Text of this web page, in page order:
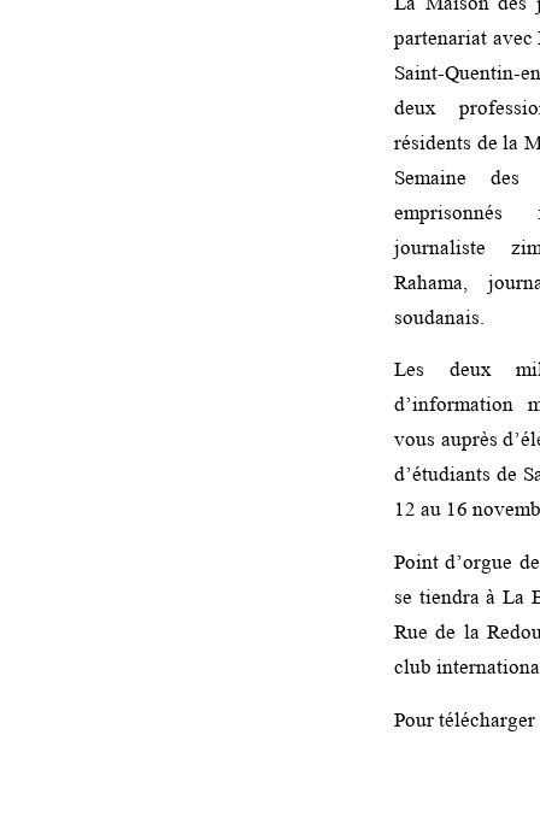
partenariat avec
Saint-Quentin-
deux
résidents de la
Semaine des
journaliste
Rahama,
soudanais.
Les deux
d’information
vous auprès
d’étudiants de
12 au 16
Point d’orgue
se tiendra à La
Rue de la
club
Pour